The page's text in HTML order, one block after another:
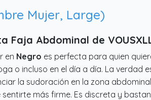
Mujer, Large)
Faja Abdominal de
en Negro es perfecta para quien
o incluso en el día a día. La verdad
la sudoración en la zona
más firme. Es discreta y